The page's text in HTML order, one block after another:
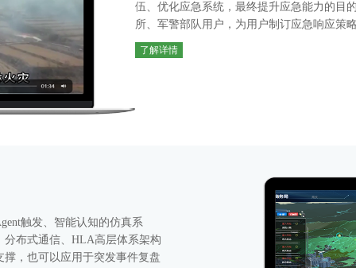
伍、优化应急系统，最终提升应急能力的目
所、军警部队用户，为用户制订应急响应策
量身打造全面、专业的演练场景，统筹演练
响应能力，实现实训过程的事态推演与研判
了解详情
触发、智能认知的仿真系
布式通信、HLA高层体系架构
，也可以应用于突发事件复盘